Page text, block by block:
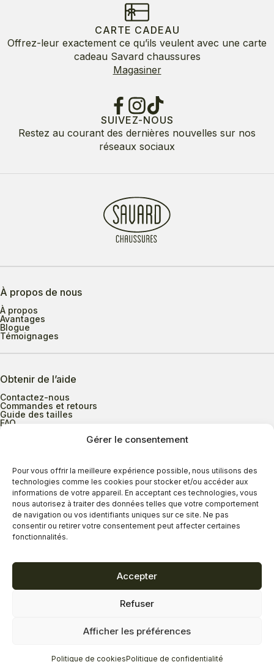
Gérer le consentement
Pour vous offrir la meilleure expérience possible, nous utilisons des
technologies comme les cookies pour stocker et/ou accéder aux
informations de votre appareil. En acceptant ces technologies, vous
nous autorisez à traiter des données telles que votre comportement
de navigation ou vos identifiants uniques sur ce site. Ne pas
consentir ou retirer votre consentement peut affecter certaines
fonctionnalités.
Accepter
Refuser
Afficher les préférences
Politique de cookiesPolitique de confidentialité
CARTE CADEAU
Offrez-leur exactement ce qu’ils veulent avec une carte
cadeau Savard chaussures
Magasiner
SUIVEZ-NOUS
Restez au courant des dernières nouvelles sur nos
réseaux sociaux
À propos de nous
À propos
Avantages
Blogue
Témoignages
Obtenir de l’aide
Contactez-nous
Commandes et retours
Guide des tailles
FAQ
Heures d’ouverture
Lundi au mercredi
9h00 à 17h30
Jeudi
9h00 à 20h00
Vendredi
9h00 à 18h00
Dimanche
11h00 à 16h30
Termes et conditions
Réalisation Zonart Communications